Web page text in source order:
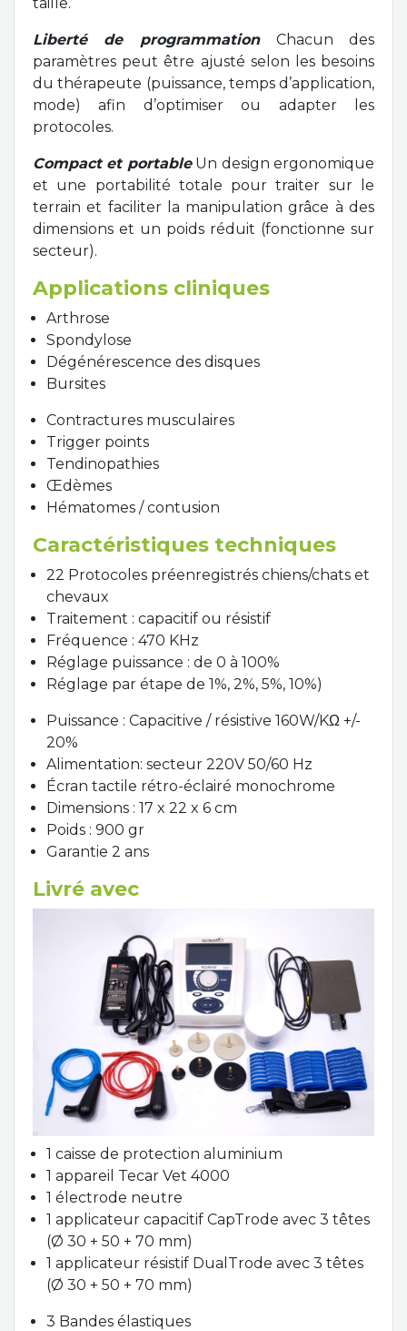
Liberté de programmation Chacun des
paramètres peut être ajusté selon les besoins
du thérapeute (puissance, temps d’application,
mode) afin d’optimiser ou adapter les
protocoles.
Compact et portableUn design ergonomique
et une portabilité totale pour traiter sur le
terrain et faciliter la manipulation grâce à des
dimensions et un poids réduit (fonctionne sur
secteur).
Applications cliniques
Arthrose
Spondylose
Dégénérescence des disques
Bursites
Contractures musculaires
Trigger points
Tendinopathies
Œdèmes
Hématomes / contusion
Caractéristiques techniques
22 Protocoles préenregistrés chiens/chats et
chevaux
Traitement : capacitif ou résistif
Fréquence : 470 KHz
Réglage puissance : de 0 à 100%
Réglage par étape de 1%, 2%, 5%, 10%)
Puissance : Capacitive / résistive 160W/KΩ +/-
20%
Alimentation: secteur 220V 50/60 Hz
Écran tactile rétro-éclairé monochrome
Dimensions : 17 x 22 x 6 cm
Poids : 900 gr
Garantie 2 ans
Livré avec
1 caisse de protection aluminium
1 appareil Tecar Vet 4000
1 électrode neutre
1 applicateur capacitif CapTrode avec 3 têtes
(Ø 30 + 50 + 70 mm)
1 applicateur résistif DualTrode avec 3 têtes
(Ø 30 + 50 + 70 mm)
3 Bandes élastiques